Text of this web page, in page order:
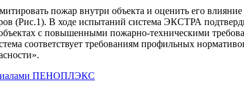
пожар внутри объекта и оценить его
(Рис.1). В ходе испытаний система ЭКСТРА
с повышенными пожарно-техническими
соответствует требованиям профильных